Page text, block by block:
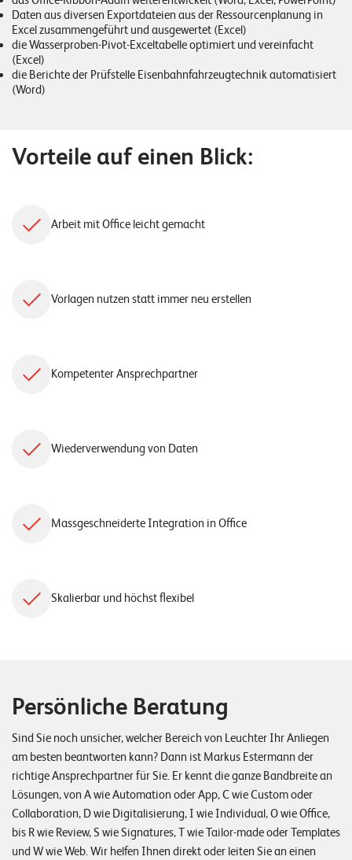
o
l
u
t
s
Daten aus diversen Exportdateien aus der Ressourcenplanung in
Excel zusammengeführt und ausgewertet (Excel)
die Wasserproben-Pivot-Exceltabelle optimiert und vereinfacht
(Excel)
die Berichte der Prüfstelle Eisenbahnfahrzeugtechnik automatisiert
(Word)
Vorteile auf einen Blick:
Arbeit mit Office leicht gemacht
Vorlagen nutzen statt immer neu erstellen
Kompetenter Ansprechpartner
Wiederverwendung von Daten
Massgeschneiderte Integration in Office
Skalierbar und höchst flexibel
Persönliche Beratung
Sind Sie noch unsicher, welcher Bereich von Leuchter Ihr Anliegen
am besten beantworten kann? Dann ist Markus Estermann der
richtige Ansprechpartner für Sie. Er kennt die ganze Bandbreite an
Lösungen, von A wie Automation oder App, C wie Custom oder
Collaboration, D wie Digitalisierung, I wie Individual, O wie Office,
bis R wie Review, S wie Signatures, T wie Tailor-made oder Templates
und W wie Web. Wir helfen Ihnen direkt oder leiten Sie an einen